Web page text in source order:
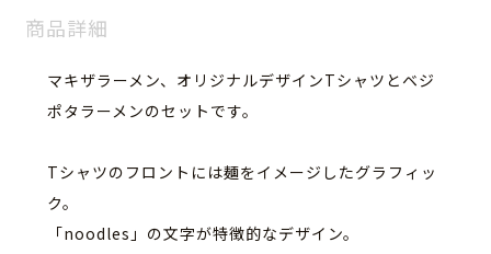
商品詳細
マキザラーメン、 オリジナルデザインTシャツとベジ
ポタラーメンのセットです。
Tシャツのフロントには麺をイメージしたグラフィッ
ク。
「noodles」の文字が特徴的なデザイン。